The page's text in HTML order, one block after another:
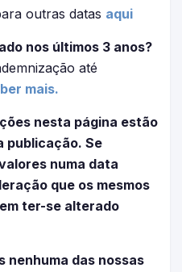
outras datas aqui
nos últimos 3 anos?
até
mais.
nesta página estão
publicação. Se
numa data
que os mesmos
ter-se alterado
nenhuma das nossas